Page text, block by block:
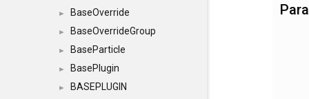
► BaseOverride
► BaseOverrideGroup
► BaseParticle
► BasePlugin
► BASEPLUGIN